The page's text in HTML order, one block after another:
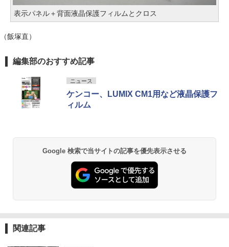
表示パネル＋背面液晶保護フィルムとクロス
（飯塚直）
編集部のおすすめ記事
ニュース
ケンコー、LUMIX CM1用など液晶保護フ
ィルム
Google 検索で当サイトの記事を優先表示させる
関連記事